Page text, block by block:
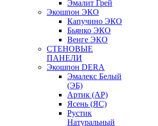
Эмалит Грей
Экошпон ЭКО
Капучино ЭКО
Бьянко ЭКО
Венге ЭКО
СТЕНОВЫЕ
ПАНЕЛИ
Экошпон DERA
Эмалекс Белый
(ЭБ)
Артик (АР)
Ясень (ЯС)
Рустик
Натуральный